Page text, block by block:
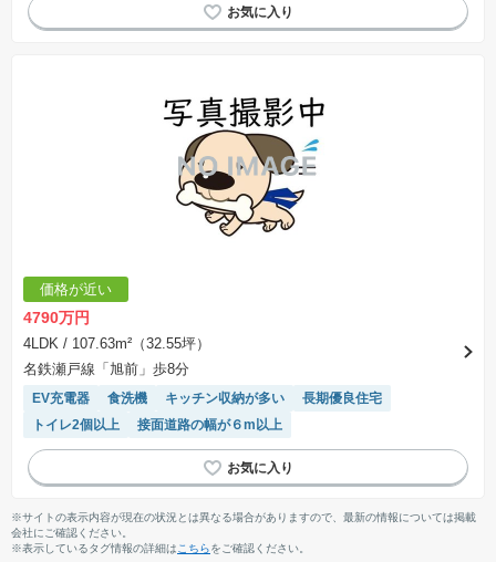
浴室乾燥機
WIC トイレ2個以上
価格が近い
4790万円
4LDK / 107.63m²（32.55坪）
名鉄瀬戸線「旭前」歩8分
EV充電器 食洗機 キッチン収納が多い
長期優良住宅
トイレ2個以上
接面道路の幅が６m以上
※サイトの表示内容が現在の状況とは異なる場合がありますので、最新の情報については掲載
会社にご確認ください。
※表示しているタグ情報の詳細は こちらをご確認ください。